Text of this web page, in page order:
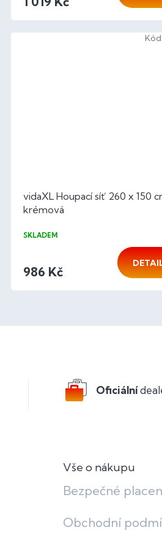
vidaXL Houpací síť 260 x 150
krémová
SKLADEM
986 Kč
Kód:
Oficiální
Vše o nákupu
Bezpečné
Obchodní